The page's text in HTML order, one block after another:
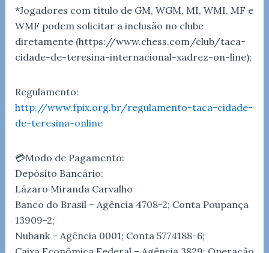
*Jogadores com título de GM, WGM, MI, WMI, MF e
WMF podem solicitar a inclusão no clube
diretamente (https://www.chess.com/club/taca-
cidade-de-teresina-internacional-xadrez-on-line);
Regulamento:
http://www.fpix.org.br/regulamento-taca-cidade-
de-teresina-online
💳Modo de Pagamento:
Depósito Bancário:
Lázaro Miranda Carvalho
Banco do Brasil – Agência 4708-2; Conta Poupança
13909-2;
Nubank – Agência 0001; Conta 5774188-6;